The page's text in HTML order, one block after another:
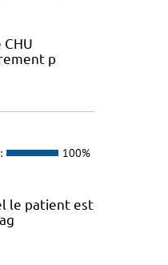
p
100%
le patient est